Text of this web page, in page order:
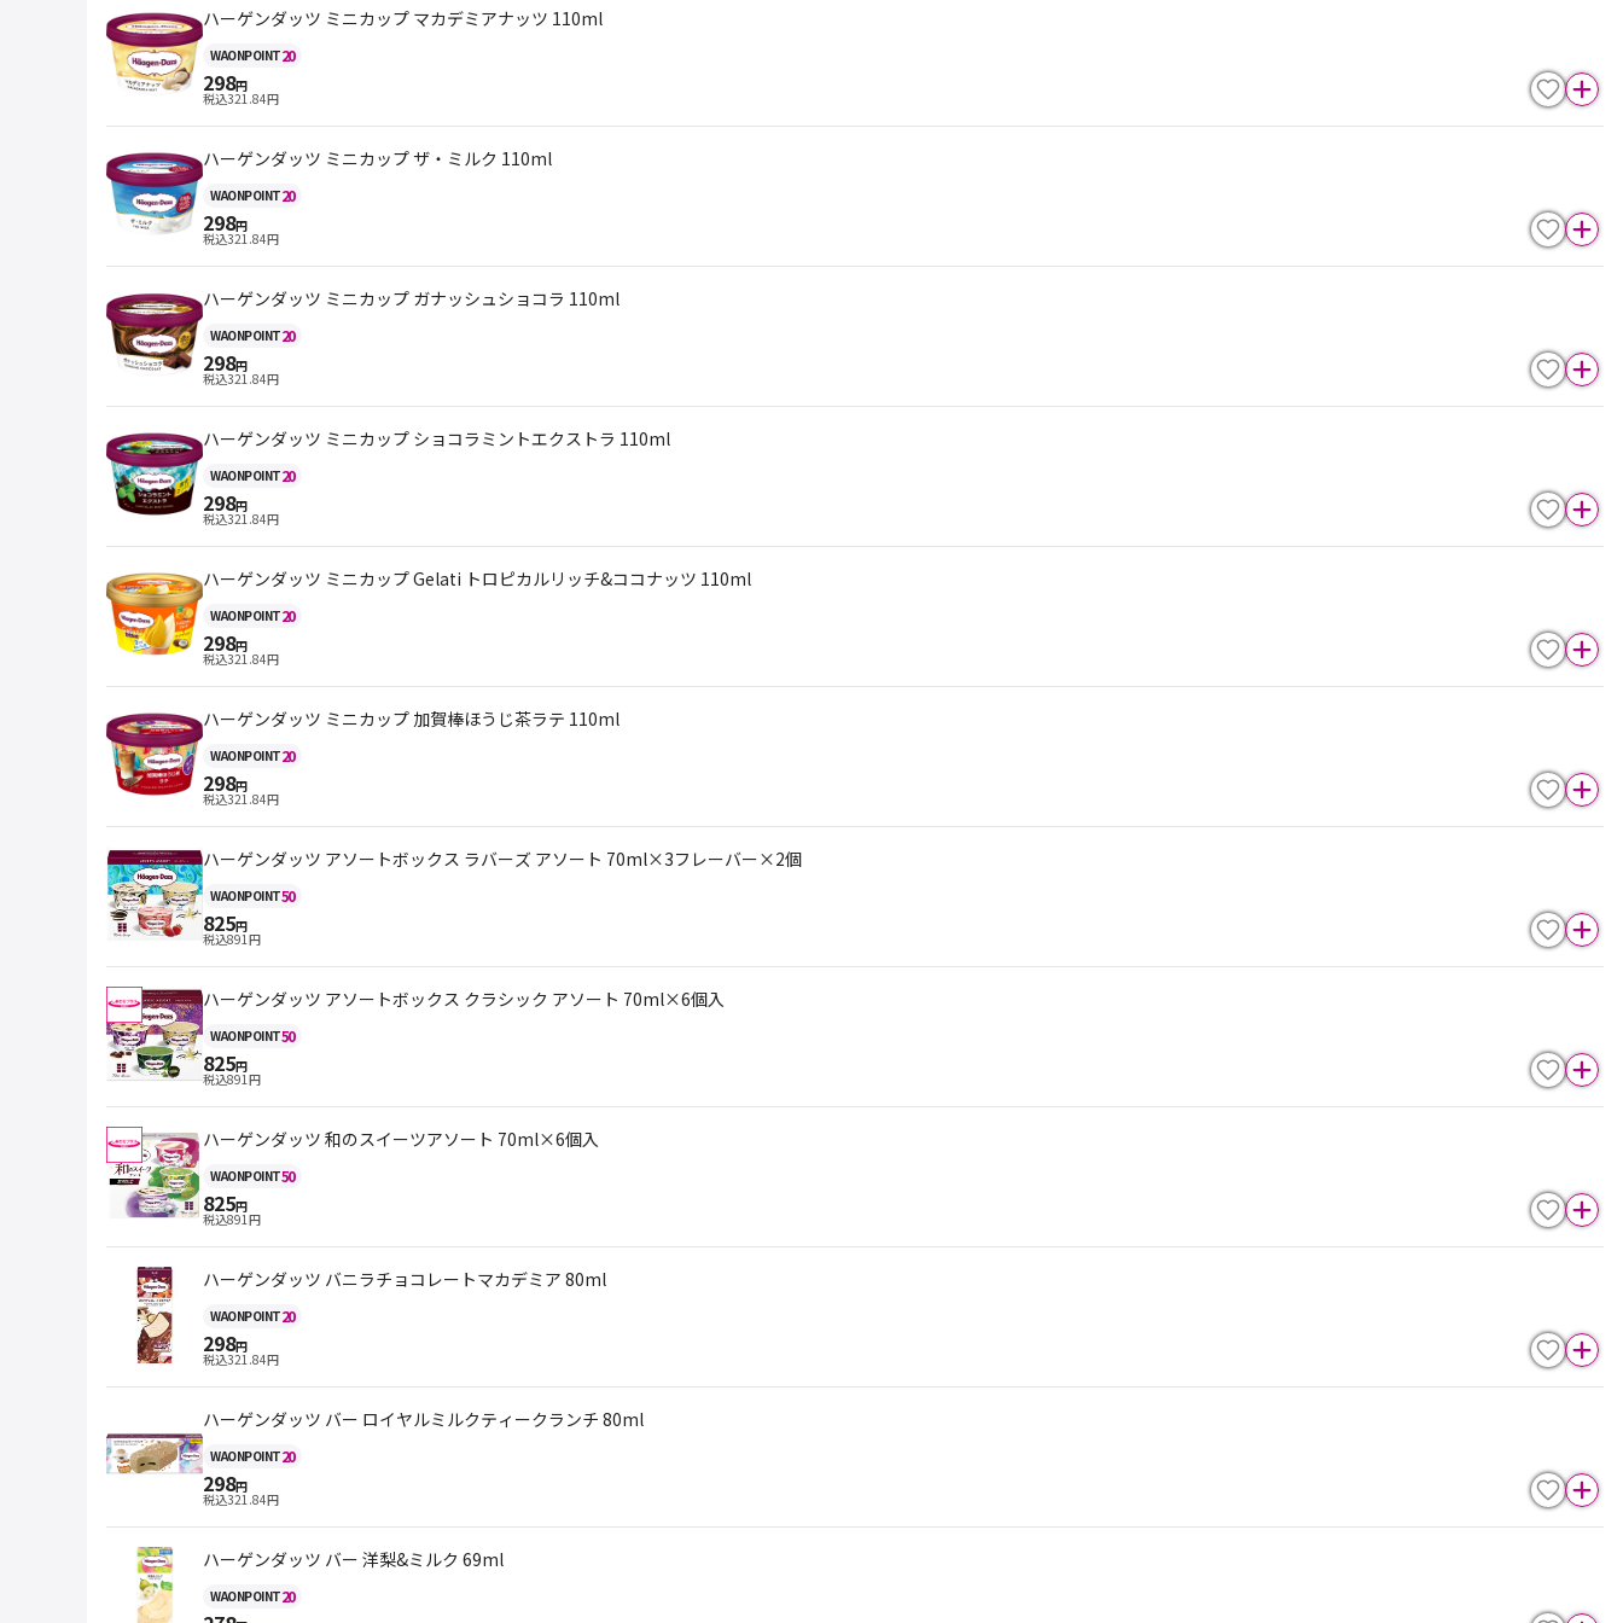
ハーゲンダッツ ミニカップ マカデミアナッツ 110ml
WAONPOINT20
298円
税込321.84円
ハーゲンダッツ ミニカップ ザ・ミルク 110ml
WAONPOINT20
298円
税込321.84円
ハーゲンダッツ ミニカップ ガナッシュショコラ 110ml
WAONPOINT20
298円
税込321.84円
ハーゲンダッツ ミニカップ ショコラミントエクストラ 110ml
WAONPOINT20
298円
税込321.84円
ハーゲンダッツ ミニカップ Gelati トロピカルリッチ&ココナッツ 110ml
WAONPOINT20
298円
税込321.84円
ハーゲンダッツ ミニカップ 加賀棒ほうじ茶ラテ 110ml
WAONPOINT20
298円
税込321.84円
ハーゲンダッツ アソートボックス ラバーズ アソート 70ml×3フレーバー×2個
WAONPOINT50
825円
税込891円
ハーゲンダッツ アソートボックス クラシック アソート 70ml×6個入
WAONPOINT50
825円
税込891円
ハーゲンダッツ 和のスイーツアソート 70ml×6個入
WAONPOINT50
825円
税込891円
ハーゲンダッツ バニラチョコレートマカデミア 80ml
WAONPOINT20
298円
税込321.84円
ハーゲンダッツ バー ロイヤルミルクティークランチ 80ml
WAONPOINT20
298円
税込321.84円
ハーゲンダッツ バー 洋梨&ミルク 69ml
WAONPOINT20